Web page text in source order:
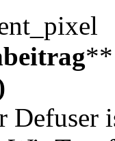
**
Defuser